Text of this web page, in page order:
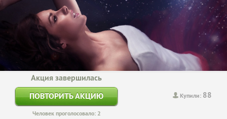
Купили: 88
Акция завершилась
ПОВТОРИТЬ АКЦИЮ
Человек проголосовало: 2